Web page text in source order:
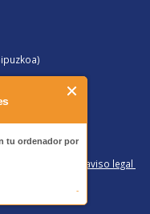
tu ordenador por
-
gero
de privacidad y aviso legal